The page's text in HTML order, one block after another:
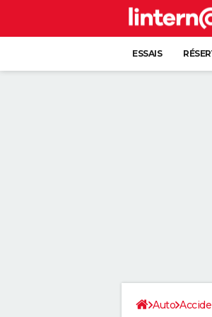
ESSAIS
Auto